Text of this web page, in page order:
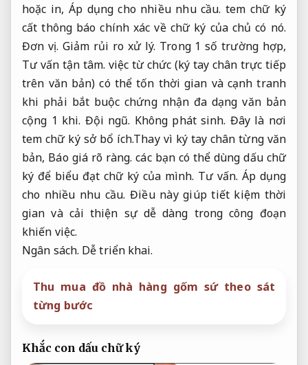
hoặc in, Áp dụng cho nhiều nhu cầu. tem chữ ký
cất thông báo chính xác về chữ ký của chủ có nó.
Đơn vị. Giảm rủi ro xử lý. Trong 1 số trường hợp,
Tư vấn tận tâm. việc từ chức (ký tay chân trực tiếp
trên văn bản) có thể tốn thời gian và cạnh tranh
khi phải bắt buộc chứng nhận đa dạng văn bản
cộng 1 khi. Đội ngũ. Không phát sinh. Đây là nơi
tem chữ ký sở bổ ích.Thay vì ký tay chân từng văn
bản, Báo giá rõ ràng. các bạn có thể dùng dấu chữ
ký để biểu đạt chữ ký của mình. Tư vấn. Áp dụng
cho nhiều nhu cầu. Điều này giúp tiết kiệm thời
gian và cải thiện sự dễ dàng trong công đoạn
khiến việc.
Ngân sách. Dễ triển khai.
Thu mua đồ nhà hàng gốm sứ theo sát
từng bước
Khắc con dấu chữ ký